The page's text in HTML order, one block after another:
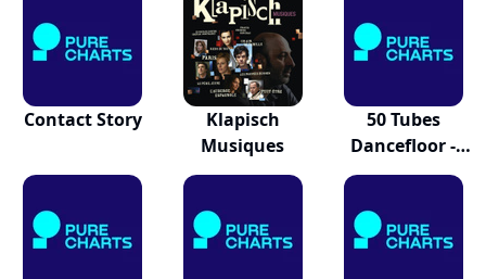
Contact Story
Klapisch
Musiques
50 Tubes
Dancefloor -
Spring...